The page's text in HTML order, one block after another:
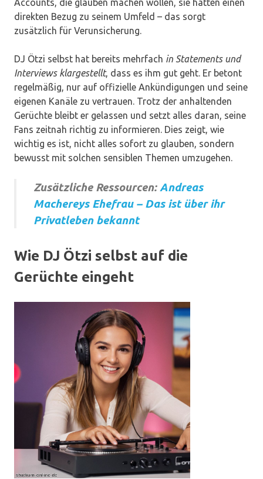
Accounts, die glauben machen wollen, sie hätten einen
direkten Bezug zu seinem Umfeld – das sorgt
zusätzlich für Verunsicherung.
DJ Ötzi selbst hat bereits mehrfach in Statements und
Interviews klargestellt, dass es ihm gut geht. Er betont
regelmäßig, nur auf offizielle Ankündigungen und seine
eigenen Kanäle zu vertrauen. Trotz der anhaltenden
Gerüchte bleibt er gelassen und setzt alles daran, seine
Fans zeitnah richtig zu informieren. Dies zeigt, wie
wichtig es ist, nicht alles sofort zu glauben, sondern
bewusst mit solchen sensiblen Themen umzugehen.
Zusätzliche Ressourcen: Andreas
Machereys Ehefrau – Das ist über ihr
Privatleben bekannt
Wie DJ Ötzi selbst auf die
Gerüchte eingeht